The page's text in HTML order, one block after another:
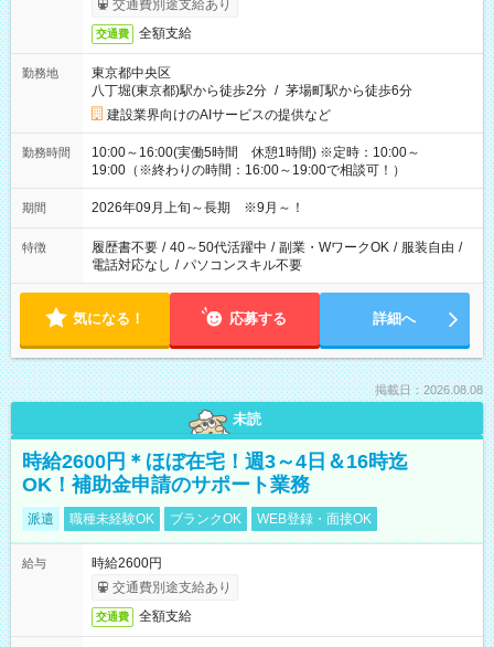
交通費別途支給あり
交通費 全額支給
勤務地
東京都中央区
八丁堀(東京都)駅から徒歩2分 / 茅場町駅から徒歩6分
建設業界向けのAIサービスの提供など
勤務時間
10:00～16:00(実働5時間 休憩1時間) ※定時：10:00～
19:00（※終わりの時間：16:00～19:00で相談可！）
期間 2026年09月上旬～長期 ※9月～！
特徴 履歴書不要 / 40～50代活躍中 / 副業・WワークOK / 服装自由 /
電話対応なし / パソコンスキル不要
気になる！ 応募する 詳細へ
掲載日：2026.08.08
未読
時給2600円＊ほぼ在宅！週3～4日＆16時迄
OK！補助金申請のサポート業務
派遣 職種未経験OK ブランクOK WEB登録・面接OK
給与
時給2600円
交通費別途支給あり
交通費 全額支給